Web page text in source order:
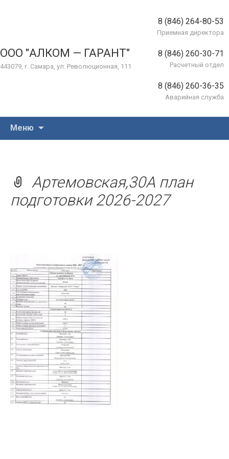
ООО "АЛКОМ — ГАРАНТ"
443079, г. Самара, ул. Революционная, 111
8 (846) 264-80-53
Приемная директора
8 (846) 260-30-71
Расчетный отдел
8 (846) 260-36-35
Аварийная служба
Меню
Артемовская,30А план
подготовки 2026-2027